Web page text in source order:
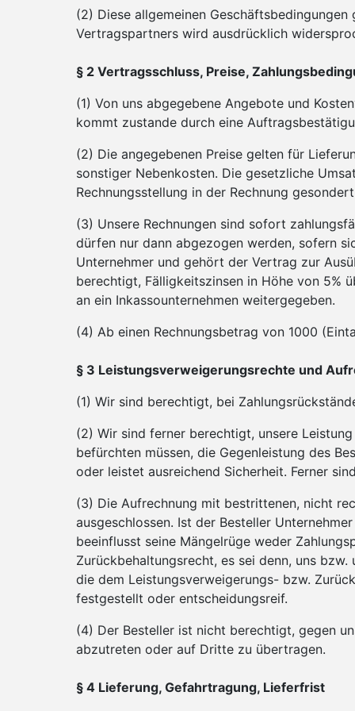
(2) Diese allgemeinen
Vertragspartners wird ausdrücklich
§ 2 Vertragsschluss, Preise,
(1) Von uns abgegebene Angebote und
kommt zustande durch eine
(2) Die angegebenen Preise gelten für
sonstiger Nebenkosten. Die gesetzliche
Rechnungsstellung in der Rechnung
(3) Unsere Rechnungen sind sofort
dürfen nur dann abgezogen werden, sofern
Unternehmer und gehört der Vertrag zur
berechtigt, Fälligkeitszinsen in Höhe von 5%
an ein Inkassounternehmen weitergegeben.
(4) Ab einen Rechnungsbetrag von 1000
§ 3 Leistungsverweigerungsrechte und
(1) Wir sind berechtigt, bei
(2) Wir sind ferner berechtigt, unsere
befürchten müssen, die Gegenleistung des
oder leistet ausreichend Sicherheit. Ferner
(3) Die Aufrechnung mit bestrittenen, nicht
ausgeschlossen. Ist der Besteller
beeinflusst seine Mängelrüge weder
Zurückbehaltungsrecht, es sei denn, uns
die dem Leistungsverweigerungs- bzw.
festgestellt oder entscheidungsreif.
(4) Der Besteller ist nicht berechtigt, gegen
abzutreten oder auf Dritte zu übertragen.
§ 4 Lieferung, Gefahrtragung, Lieferfrist